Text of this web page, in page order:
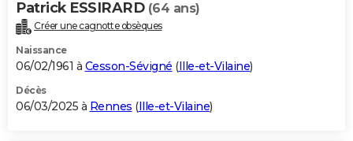
Patrick ESSIRARD (64 ans)
Créer une cagnotte obsèques
Naissance
06/02/1961 à Cesson-Sévigné (Ille-et-Vilaine)
Décès
06/03/2025 à Rennes (Ille-et-Vilaine)